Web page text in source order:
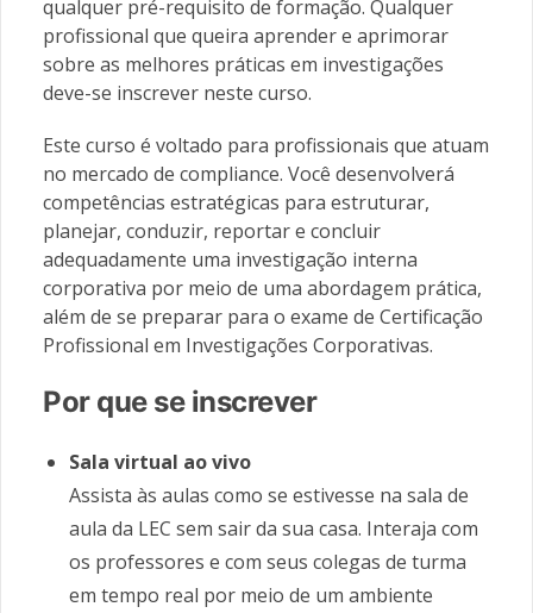
qualquer pré-requisito de formação. Qualquer
profissional que queira aprender e aprimorar
sobre as melhores práticas em investigações
deve-se inscrever neste curso.
Este curso é voltado para profissionais que atuam
no mercado de compliance. Você desenvolverá
competências estratégicas para estruturar,
planejar, conduzir, reportar e concluir
adequadamente uma investigação interna
corporativa por meio de uma abordagem prática,
além de se preparar para o exame de Certificação
Profissional em Investigações Corporativas.
Por que se inscrever
Sala virtual ao vivo
Assista às aulas como se estivesse na sala de
aula da LEC sem sair da sua casa. Interaja com
os professores e com seus colegas de turma
em tempo real por meio de um ambiente